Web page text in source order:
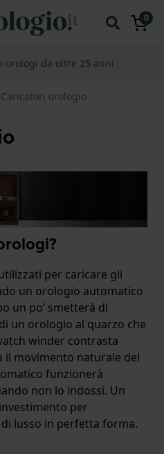
0
orologi da oltre 25 anni
Caricatori orologio
per caricare gli
un orologio automatico
un po’ smetterà di
un orologio al quarzo che
winder contrasta
il movimento naturale del
funzionerà
non lo indossi. Un
per
lusso in perfetta forma.